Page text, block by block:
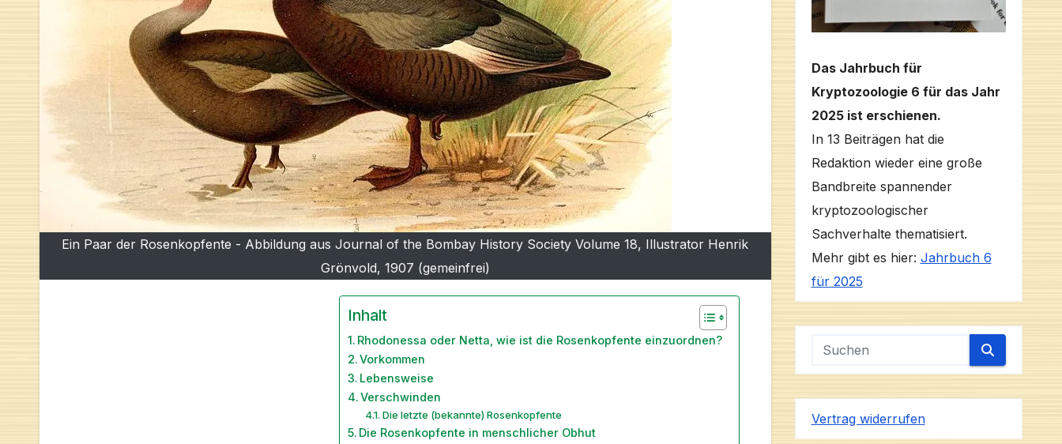
Ein Paar der Rosenkopfente - Abbildung aus Journal of the Bombay History Society Volume 18, Illustrator Henrik
Grönvold, 1907 (gemeinfrei)
Inhalt
Rhodonessa oder Netta, wie ist die Rosenkopfente einzuordnen?
Vorkommen
Lebensweise
Verschwinden
Die letzte (bekannte) Rosenkopfente
Die Rosenkopfente in menschlicher Obhut
Das Jahrbuch für
Kryptozoologie 6 für das Jahr
2025 ist erschienen.
In 13 Beiträgen hat die
Redaktion wieder eine große
Bandbreite spannender
kryptozoologischer
Sachverhalte thematisiert.
Mehr gibt es hier: Jahrbuch 6
für 2025
Vertrag widerrufen